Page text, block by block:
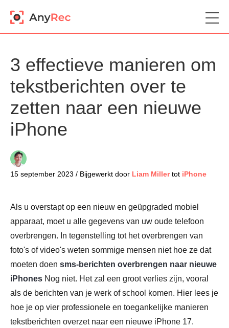
3 effectieve manieren om
tekstberichten over te
zetten naar een nieuwe
iPhone
15 september 2023 / Bijgewerkt door Liam Millertot iPhone
Als u overstapt op een nieuw en geüpgraded mobiel
apparaat, moet u alle gegevens van uw oude telefoon
overbrengen. In tegenstelling tot het overbrengen van
foto's of video's weten sommige mensen niet hoe ze dat
moeten doen sms-berichten overbrengen naar nieuwe
iPhones Nog niet. Het zal een groot verlies zijn, vooral
als de berichten van je werk of school komen. Hier lees je
hoe je op vier professionele en toegankelijke manieren
tekstberichten overzet naar een nieuwe iPhone 17.